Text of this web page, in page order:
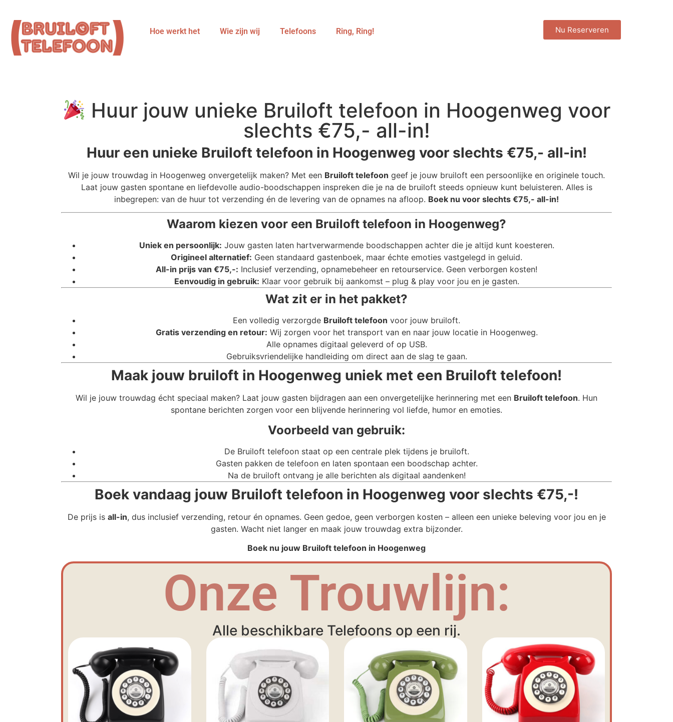
Hoe werkt het Wie zijn wij Telefoons Ring, Ring! Nu Reserveren
Huur jouw unieke Bruiloft telefoon in Hoogenweg voor
slechts €75,- all-in!
Huur een unieke Bruiloft telefoon in Hoogenweg voor slechts €75,- all-in!
Wil je jouw trouwdag in Hoogenweg onvergetelijk maken? Met een Bruiloft telefoon geef je jouw bruiloft een persoonlijke en originele touch.
Laat jouw gasten spontane en liefdevolle audio-boodschappen inspreken die je na de bruiloft steeds opnieuw kunt beluisteren. Alles is
inbegrepen: van de huur tot verzending én de levering van de opnames na afloop. Boek nu voor slechts €75,- all-in!
Waarom kiezen voor een Bruiloft telefoon in Hoogenweg?
Uniek en persoonlijk: Jouw gasten laten hartverwarmende boodschappen achter die je altijd kunt koesteren.
Origineel alternatief: Geen standaard gastenboek, maar échte emoties vastgelegd in geluid.
All-in prijs van €75,-: Inclusief verzending, opnamebeheer en retourservice. Geen verborgen kosten!
Eenvoudig in gebruik: Klaar voor gebruik bij aankomst – plug & play voor jou en je gasten.
Wat zit er in het pakket?
Een volledig verzorgde Bruiloft telefoon voor jouw bruiloft.
Gratis verzending en retour: Wij zorgen voor het transport van en naar jouw locatie in Hoogenweg.
Alle opnames digitaal geleverd of op USB.
Gebruiksvriendelijke handleiding om direct aan de slag te gaan.
Maak jouw bruiloft in Hoogenweg uniek met een Bruiloft telefoon!
Wil je jouw trouwdag écht speciaal maken? Laat jouw gasten bijdragen aan een onvergetelijke herinnering met een Bruiloft telefoon. Hun
spontane berichten zorgen voor een blijvende herinnering vol liefde, humor en emoties.
Voorbeeld van gebruik:
De Bruiloft telefoon staat op een centrale plek tijdens je bruiloft.
Gasten pakken de telefoon en laten spontaan een boodschap achter.
Na de bruiloft ontvang je alle berichten als digitaal aandenken!
Boek vandaag jouw Bruiloft telefoon in Hoogenweg voor slechts €75,-!
De prijs is all-in, dus inclusief verzending, retour én opnames. Geen gedoe, geen verborgen kosten – alleen een unieke beleving voor jou en je
gasten. Wacht niet langer en maak jouw trouwdag extra bijzonder.
Boek nu jouw Bruiloft telefoon in Hoogenweg
Onze Trouwlijn:
Alle beschikbare Telefoons op een rij.